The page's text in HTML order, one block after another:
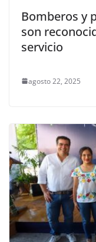
Bomberos y
son
servicio
agosto 22, 2025